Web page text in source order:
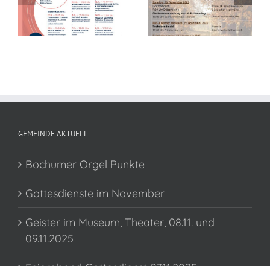
im November
GEMEINDE AKTUELL
Bochumer Orgel Punkte
Gottesdienste im November
Geister im Museum, Theater, 08.11. und
09.11.2025